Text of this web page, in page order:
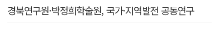
경북연구원·박정희학술원, 국가·지역발전 공동연구